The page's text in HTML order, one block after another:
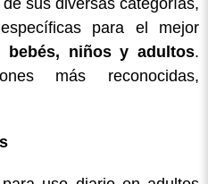
para el mejor
bebés, niños y adultos.
más reconocidas,